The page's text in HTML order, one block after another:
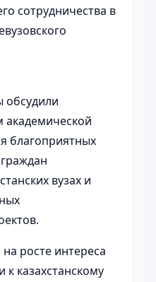
сотрудничества в
обсудили
благоприятных
вузах и
росте интереса
казахстанскому